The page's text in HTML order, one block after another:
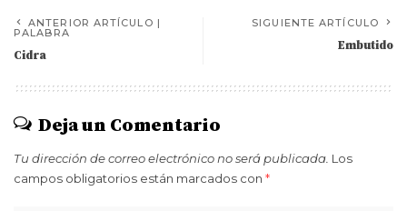
ANTERIOR ARTÍCULO |
PALABRA
Cidra
SIGUIENTE ARTÍCULO
Embutido
Deja un Comentario
Tu dirección de correo electrónico no será publicada. Los
campos obligatorios están marcados con *